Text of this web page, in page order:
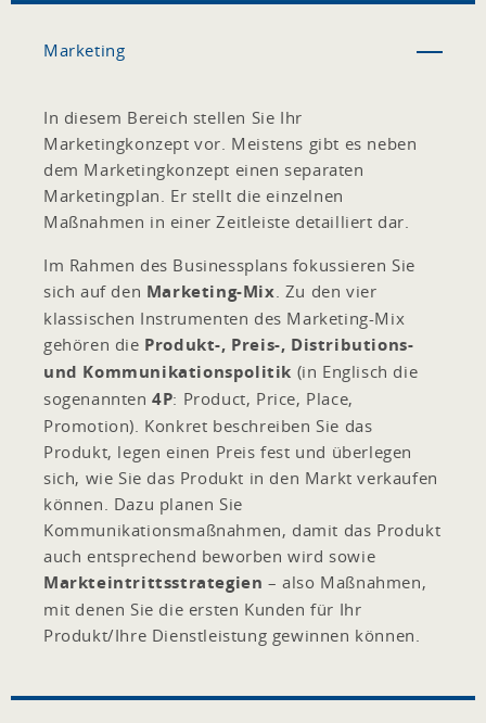
Marketing
In diesem Bereich stellen Sie Ihr
Marketingkonzept vor. Meistens gibt es neben
dem Marketingkonzept einen separaten
Marketingplan. Er stellt die einzelnen
Maßnahmen in einer Zeitleiste detailliert dar.
Im Rahmen des Businessplans fokussieren Sie
sich auf den Marketing-Mix. Zu den vier
klassischen Instrumenten des Marketing-Mix
gehören die Produkt-, Preis-, Distributions-
und Kommunikationspolitik (in Englisch die
sogenannten4P: Product, Price, Place,
Promotion). Konkret beschreiben Sie das
Produkt, legen einen Preis fest und überlegen
sich, wie Sie das Produkt in den Markt verkaufen
können. Dazu planen Sie
Kommunikationsmaßnahmen, damit das Produkt
auch entsprechend beworben wird sowie
Markteintrittsstrategien – also Maßnahmen,
mit denen Sie die ersten Kunden für Ihr
Produkt/Ihre Dienstleistung gewinnen können.